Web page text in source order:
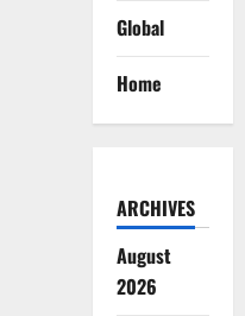
Global
Home
ARCHIVES
August
2026